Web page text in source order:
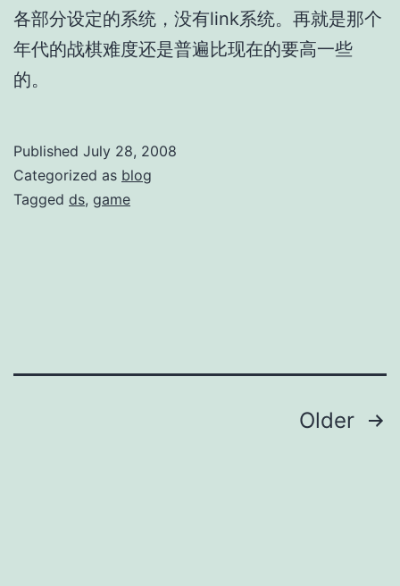
各部分设定的系统，没有link系统。再就是那个
年代的战棋难度还是普遍比现在的要高一些
的。
Published July 28, 2008
Categorized as blog
Tagged ds, game
Older